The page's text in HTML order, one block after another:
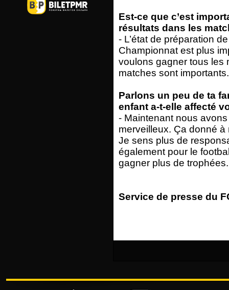
Est-ce que c’est
résultats dans les
- L’état de préparation
Championnat est plus
voulons gagner tous les
matches sont importants.
Parlons un peu de ta
enfant a-t-elle affecté
- Maintenant nous
merveilleux. Ça donné
Je sens plus de
également pour le
gagner plus de trophées.
Service de presse du